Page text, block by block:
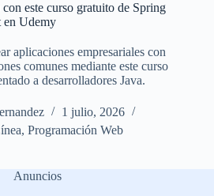
este curso gratuito de Spring
en Udemy
aplicaciones empresariales con
comunes mediante este curso
a desarrolladores Java.
1 julio, 2026
,Programación Web
Anuncios